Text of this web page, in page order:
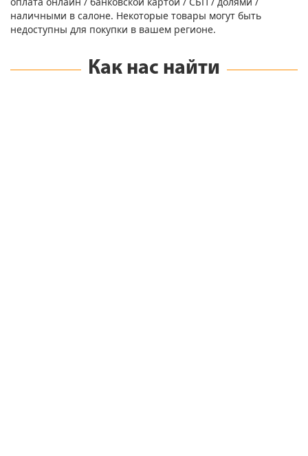
наличными в салоне. Некоторые товары могут быть
недоступны для покупки в вашем регионе.
Как нас найти